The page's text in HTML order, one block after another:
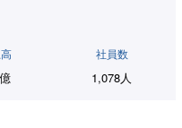
社員数
1,078人